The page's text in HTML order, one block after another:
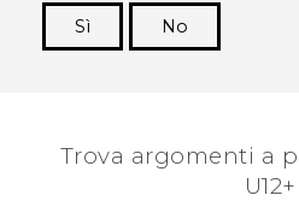
Sì
No
Trova argomenti a
U12+